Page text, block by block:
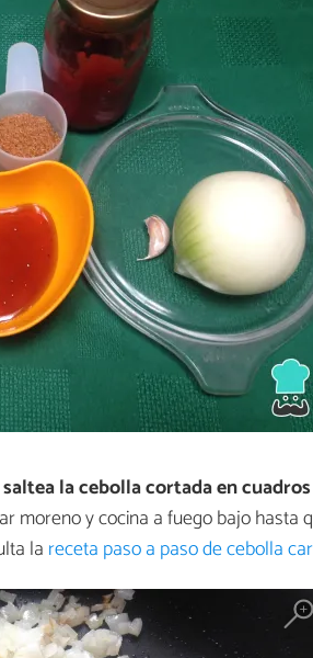
saltea la cebolla cortada en cuadros
moreno y cocina a fuego bajo hasta
lareceta paso a paso de cebolla